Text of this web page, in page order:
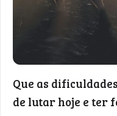
Que as
de lutar hoje e ter